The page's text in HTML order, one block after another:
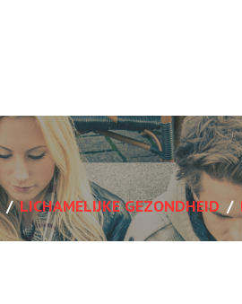
LICHAMELIJKE GEZONDHEID